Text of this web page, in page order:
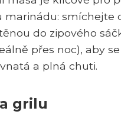
marinádu: smíchejte
do zipového
přes noc), aby
a plná chuti.
grilu